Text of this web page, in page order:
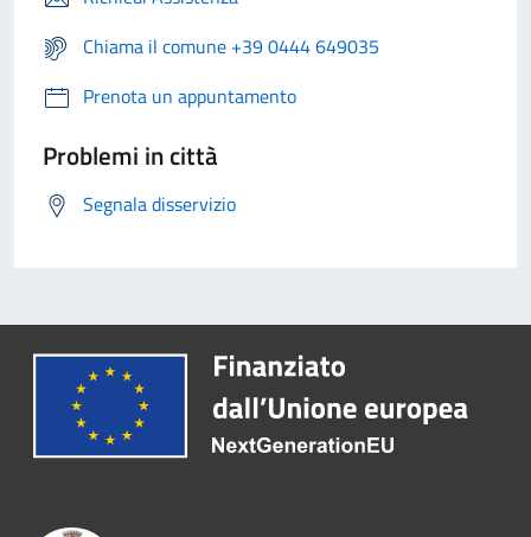
Chiama il comune +39 0444 649035
Prenota un appuntamento
Problemi in città
Segnala disservizio